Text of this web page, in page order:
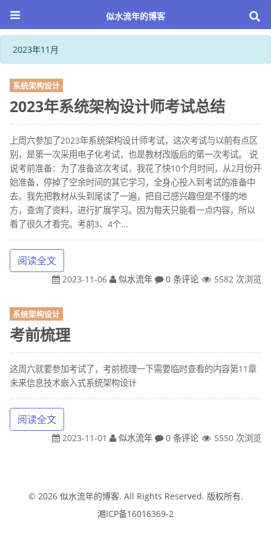
似水流年的博客
2023年11月
系统架构设计
2023年系统架构设计师考试总结
上周六参加了2023年系统架构设计师考试，这次考试与以前有点区
别，是第一次采用电子化考试，也是教材改版后的第一次考试。 说
说考前准备：为了准备这次考试，我花了快10个月时间，从2月份开
始准备，停掉了空余时间的其它学习，全身心投入到考试的准备中
去。我先把教材从头到尾读了一遍，把自己感兴趣但是不懂的地
方，查询了资料，进行扩展学习。因为每天只能看一点内容，所以
看了很久才看完。考前3、4个...
阅读全文
2023-11-06 似水流年 0 条评论 5582 次浏览
系统架构设计
考前梳理
这周六就要参加考试了，考前梳理一下需要临时查看的内容第11章
未来信息技术嵌入式系统架构设计
阅读全文
2023-11-01 似水流年 0 条评论 5550 次浏览
© 2026 似水流年的博客. All Rights Reserved. 版权所有.
湘ICP备16016369-2